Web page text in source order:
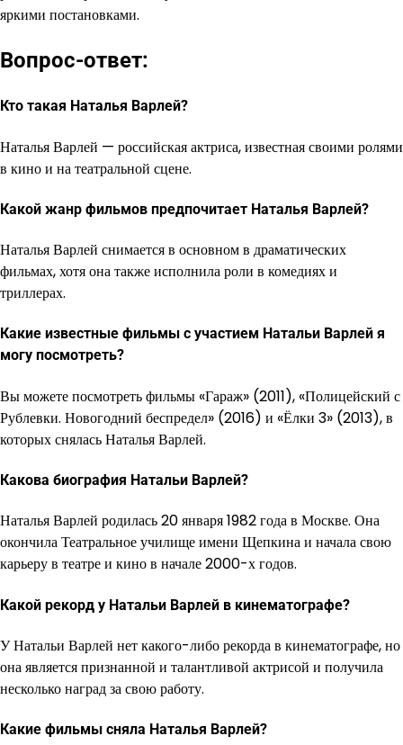
яркими постановками.
Вопрос-ответ:
Кто такая Наталья Варлей?
Наталья Варлей — российская актриса, известная своими ролями
в кино и на театральной сцене.
Какой жанр фильмов предпочитает Наталья Варлей?
Наталья Варлей снимается в основном в драматических
фильмах, хотя она также исполнила роли в комедиях и
триллерах.
Какие известные фильмы с участием Натальи Варлей я
могу посмотреть?
Вы можете посмотреть фильмы «Гараж» (2011), «Полицейский с
Рублевки. Новогодний беспредел» (2016) и «Ёлки 3» (2013), в
которых снялась Наталья Варлей.
Какова биография Натальи Варлей?
Наталья Варлей родилась 20 января 1982 года в Москве. Она
окончила Театральное училище имени Щепкина и начала свою
карьеру в театре и кино в начале 2000-х годов.
Какой рекорд у Натальи Варлей в кинематографе?
У Натальи Варлей нет какого-либо рекорда в кинематографе, но
она является признанной и талантливой актрисой и получила
несколько наград за свою работу.
Какие фильмы сняла Наталья Варлей?